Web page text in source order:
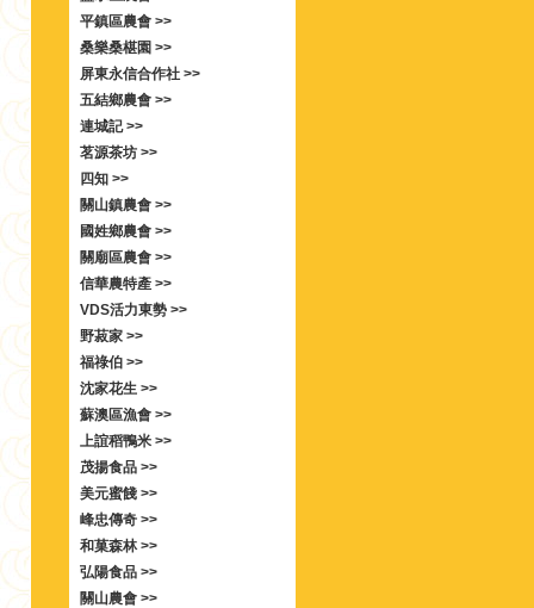
平鎮區農會 >>
桑樂桑椹園 >>
屏東永信合作社 >>
五結鄉農會 >>
連城記 >>
茗源茶坊 >>
四知 >>
關山鎮農會 >>
國姓鄉農會 >>
關廟區農會 >>
信華農特產 >>
VDS活力東勢 >>
野菽家 >>
福祿伯 >>
沈家花生 >>
蘇澳區漁會 >>
上誼稻鴨米 >>
茂揚食品 >>
美元蜜餞 >>
峰忠傳奇 >>
和菓森林 >>
弘陽食品 >>
關山農會 >>